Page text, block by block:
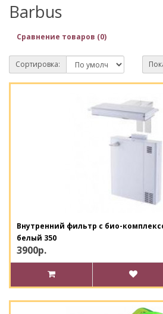
Barbus
Сравнение товаров (0)
Сортировка:
Внутренний фильтр с био-
белый 350
3900р.